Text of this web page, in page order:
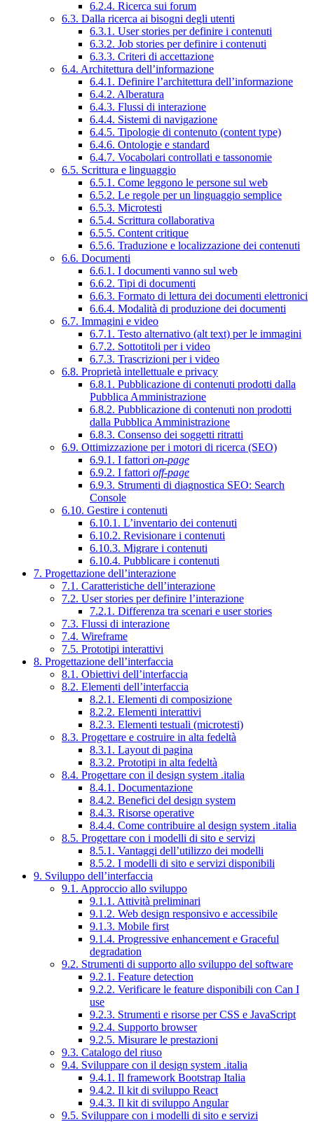
6.2.4. Ricerca sui forum
6.3. Dalla ricerca ai bisogni degli utenti
6.3.1. User stories per definire i contenuti
6.3.2. Job stories per definire i contenuti
6.3.3. Criteri di accettazione
6.4. Architettura dell’informazione
6.4.1. Definire l’architettura dell’informazione
6.4.2. Alberatura
6.4.3. Flussi di interazione
6.4.4. Sistemi di navigazione
6.4.5. Tipologie di contenuto (content type)
6.4.6. Ontologie e standard
6.4.7. Vocabolari controllati e tassonomie
6.5. Scrittura e linguaggio
6.5.1. Come leggono le persone sul web
6.5.2. Le regole per un linguaggio semplice
6.5.3. Microtesti
6.5.4. Scrittura collaborativa
6.5.5. Content critique
6.5.6. Traduzione e localizzazione dei contenuti
6.6. Documenti
6.6.1. I documenti vanno sul web
6.6.2. Tipi di documenti
6.6.3. Formato di lettura dei documenti elettronici
6.6.4. Modalità di produzione dei documenti
6.7. Immagini e video
6.7.1. Testo alternativo (alt text) per le immagini
6.7.2. Sottotitoli per i video
6.7.3. Trascrizioni per i video
6.8. Proprietà intellettuale e privacy
6.8.1. Pubblicazione di contenuti prodotti dalla
Pubblica Amministrazione
6.8.2. Pubblicazione di contenuti non prodotti
dalla Pubblica Amministrazione
6.8.3. Consenso dei soggetti ritratti
6.9. Ottimizzazione per i motori di ricerca (SEO)
6.9.1. I fattori on-page
6.9.2. I fattori off-page
6.9.3. Strumenti di diagnostica SEO: Search
Console
6.10. Gestire i contenuti
6.10.1. L’inventario dei contenuti
6.10.2. Revisionare i contenuti
6.10.3. Migrare i contenuti
6.10.4. Pubblicare i contenuti
7. Progettazione dell’interazione
7.1. Caratteristiche dell’interazione
7.2. User stories per definire l’interazione
7.2.1. Differenza tra scenari e user stories
7.3. Flussi di interazione
7.4. Wireframe
7.5. Prototipi interattivi
8. Progettazione dell’interfaccia
8.1. Obiettivi dell’interfaccia
8.2. Elementi dell’interfaccia
8.2.1. Elementi di composizione
8.2.2. Elementi interattivi
8.2.3. Elementi testuali (microtesti)
8.3. Progettare e costruire in alta fedeltà
8.3.1. Layout di pagina
8.3.2. Prototipi in alta fedeltà
8.4. Progettare con il design system .italia
8.4.1. Documentazione
8.4.2. Benefici del design system
8.4.3. Risorse operative
8.4.4. Come contribuire al design system .italia
8.5. Progettare con i modelli di sito e servizi
8.5.1. Vantaggi dell’utilizzo dei modelli
8.5.2. I modelli di sito e servizi disponibili
9. Sviluppo dell’interfaccia
9.1. Approccio allo sviluppo
9.1.1. Attività preliminari
9.1.2. Web design responsivo e accessibile
9.1.3. Mobile first
9.1.4. Progressive enhancement e Graceful
degradation
9.2. Strumenti di supporto allo sviluppo del software
9.2.1. Feature detection
9.2.2. Verificare le feature disponibili con Can I
use
9.2.3. Strumenti e risorse per CSS e JavaScript
9.2.4. Supporto browser
9.2.5. Misurare le prestazioni
9.3. Catalogo del riuso
9.4. Sviluppare con il design system .italia
9.4.1. Il framework Bootstrap Italia
9.4.2. Il kit di sviluppo React
9.4.3. Il kit di sviluppo Angular
9.5. Sviluppare con i modelli di sito e servizi